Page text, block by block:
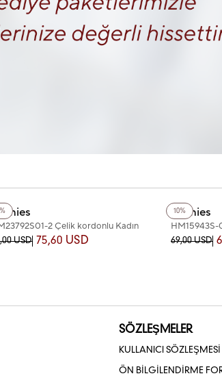
2 Çelik kordonlu Kadın
Saati
USD 75,60 USD
10%
+2Renk
Homies
HM15943S-
Kol Saati
69,00 USD
SÖZLEŞMELER
KULLANICI SÖZLEŞMESİ
ÖN BİLGİLENDİRME